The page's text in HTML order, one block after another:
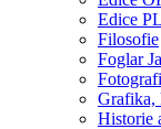
Edice
Filosofie
Foglar
Grafika,
Historie